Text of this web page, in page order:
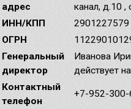
адрес
канал, д.10 ,
ИНН/КПП
ОГРН
Генеральный
директор
Иванова
действует
Контактный
телефон
+7-952-